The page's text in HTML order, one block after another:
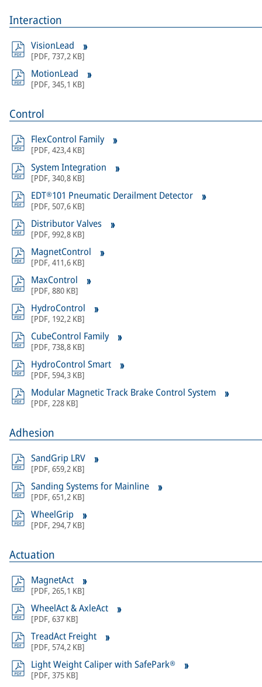
Interaction
VisionLead
[PDF, 737,2 KB]
MotionLead
[PDF, 345,1 KB]
Control
FlexControl Family
[PDF, 423,4 KB]
System Integration
[PDF, 340,8 KB]
EDT®101 Pneumatic Derailment Detector
[PDF, 507,6 KB]
Distributor Valves
[PDF, 992,8 KB]
MagnetControl
[PDF, 411,6 KB]
MaxControl
[PDF, 880 KB]
HydroControl
[PDF, 192,2 KB]
CubeControl Family
[PDF, 738,8 KB]
HydroControl Smart
[PDF, 594,3 KB]
Modular Magnetic Track Brake Control System
[PDF, 228 KB]
Adhesion
SandGrip LRV
[PDF, 659,2 KB]
Sanding Systems for Mainline
[PDF, 651,2 KB]
WheelGrip
[PDF, 294,7 KB]
Actuation
MagnetAct
[PDF, 265,1 KB]
WheelAct & AxleAct
[PDF, 637 KB]
TreadAct Freight
[PDF, 574,2 KB]
Light Weight Caliper with SafePark®
[PDF, 375 KB]